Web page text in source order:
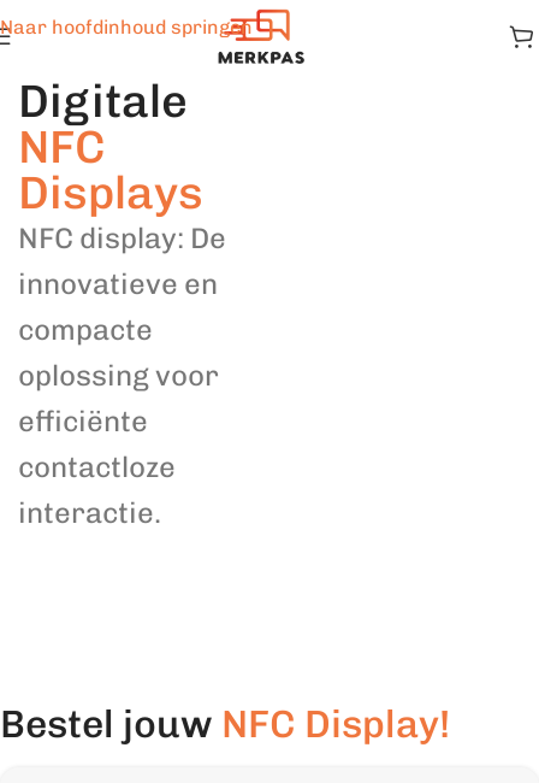
Naar hoofdinhoud springen
Digitale
NFC
Displays
NFC display: De
innovatieve en
compacte
oplossing voor
efficiënte
contactloze
interactie.
Bestel jouw NFC Display!